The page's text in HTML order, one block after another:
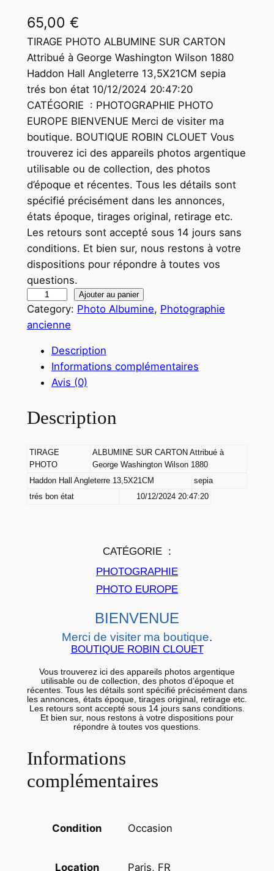
65,00 €
TIRAGE PHOTO ALBUMINE SUR CARTON
Attribué à George Washington Wilson 1880
Haddon Hall Angleterre 13,5X21CM sepia
trés bon état 10/12/2024 20:47:20
CATÉGORIE : PHOTOGRAPHIE PHOTO
EUROPE BIENVENUE Merci de visiter ma
boutique. BOUTIQUE ROBIN CLOUET Vous
trouverez ici des appareils photos argentique
utilisable ou de collection, des photos
d’époque et récentes. Tous les détails sont
spécifié précisément dans les annonces,
états époque, tirages original, retirage etc.
Les retours sont accepté sous 14 jours sans
conditions. Et bien sur, nous restons à votre
dispositions pour répondre à toutes vos
questions.
u
a
d
A
L
B
U
é
à
o
g
Ajouter au panier
Category: Photo Albumine, Photographie
ancienne
Description
Informations complémentaires
Avis (0)
Description
TIRAGE
PHOTO
ALBUMINE SUR CARTON Attribué à
George Washington Wilson 1880
Haddon Hall Angleterre 13,5X21CM
sepia
trés bon état
10/12/2024 20:47:20
CATÉGORIE :
PHOTOGRAPHIE
PHOTO EUROPE
BIENVENUE
Merci de visiter ma boutique.
BOUTIQUE ROBIN CLOUET
Vous trouverez ici des appareils photos argentique
utilisable ou de collection, des photos d’époque et
récentes. Tous les détails sont spécifié précisément dans
les annonces, états époque, tirages original, retirage etc.
Les retours sont accepté sous 14 jours sans conditions.
Et bien sur, nous restons à votre dispositions pour
répondre à toutes vos questions.
Informations
complémentaires
Condition Occasion
Location Paris, FR